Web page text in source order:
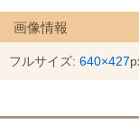
画像情報
フルサイズ: 640×427